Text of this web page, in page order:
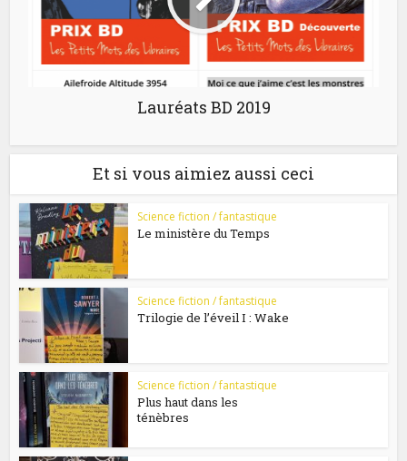
Lauréats BD 2019
Et si vous aimiez aussi ceci
Science fiction / fantastique
Le ministère du Temps
Science fiction / fantastique
Trilogie de l’éveil I : Wake
Science fiction / fantastique
Plus haut dans les
ténèbres